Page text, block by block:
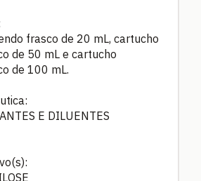
frasco de 20 mL, cartucho
de 50 mL e cartucho
de 100 mL.
E DILUENTES